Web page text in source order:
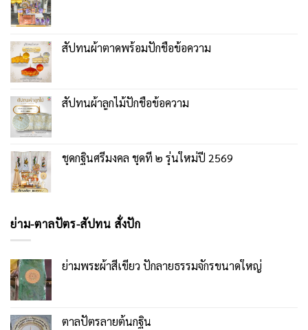
สัปทนผ้าตาดพร้อมปักชื่อข้อความ
สัปทนผ้าลูกไม้ปักชื่อข้อความ
ชุดกฐินศรีมงคล ชุดที่ ๒ รุ่นใหม่ปี 2569
ย่าม-ตาลปัตร-สัปทน สั่งปัก
ย่ามพระผ้าสีเขียว ปักลายธรรมจักรขนาดใหญ่
ตาลปัตรลายต้นกฐิน